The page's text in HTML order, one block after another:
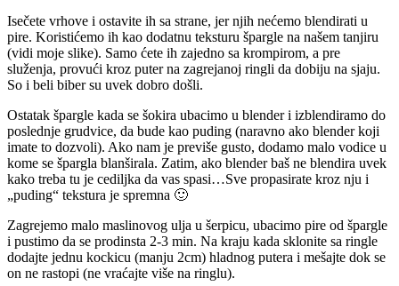
Isečete vrhove i ostavite ih sa strane, jer njih nećemo blendirati u
pire. Koristićemo ih kao dodatnu teksturu špargle na našem tanjiru
(vidi moje slike). Samo ćete ih zajedno sa krompirom, a pre
služenja, provući kroz puter na zagrejanoj ringli da dobiju na sjaju.
So i beli biber su uvek dobro došli.
Ostatak špargle kada se šokira ubacimo u blender i izblendiramo do
poslednje grudvice, da bude kao puding (naravno ako blender koji
imate to dozvoli). Ako nam je previše gusto, dodamo malo vodice u
kome se špargla blanširala. Zatim, ako blender baš ne blendira uvek
kako treba tu je cediljka da vas spasi…Sve propasirate kroz nju i
„puding“ tekstura je spremna 🙂
Zagrejemo malo maslinovog ulja u šerpicu, ubacimo pire od špargle
i pustimo da se prodinsta 2-3 min. Na kraju kada sklonite sa ringle
dodajte jednu kockicu (manju 2cm) hladnog putera i mešajte dok se
on ne rastopi (ne vraćajte više na ringlu).